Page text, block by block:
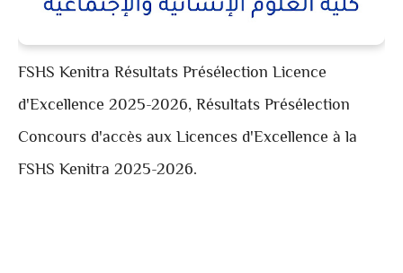
FSHS Kenitra Résultats Présélection Licence
d'Excellence 2025-2026, Résultats Présélection
Concours d'accès aux Licences d'Excellence à la
FSHS Kenitra 2025-2026.